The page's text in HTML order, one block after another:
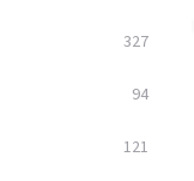
327
94
121